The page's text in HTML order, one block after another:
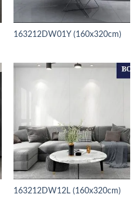
163212DW01Y (160x320cm)
163212DW12L (160x320cm)